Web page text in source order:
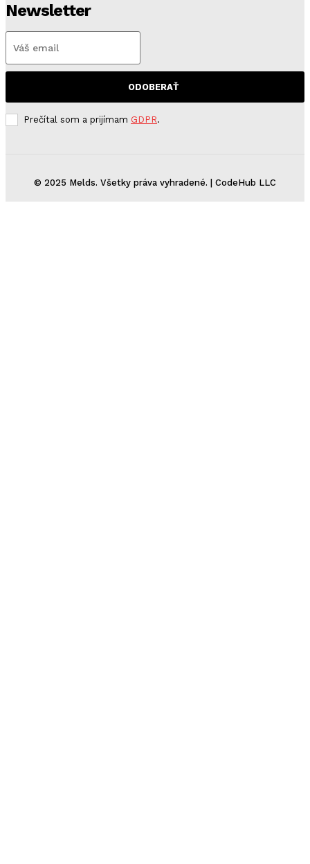
Newsletter
ODOBERAŤ
Prečítal som a prijímam GDPR.
© 2025 Melds. Všetky práva vyhradené. | CodeHub LLC